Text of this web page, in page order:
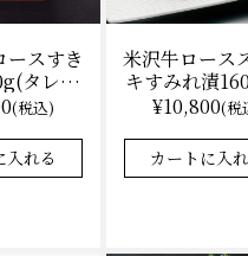
ースすき
タレ付)
料無料
入
(税込)
4.9 37件
入れる
米沢牛ロース
キすみれ漬
枚(計480g)
味噌酒粕漬け
送料無料
¥10,800(税
★★★★★
★★★★★
カートに入